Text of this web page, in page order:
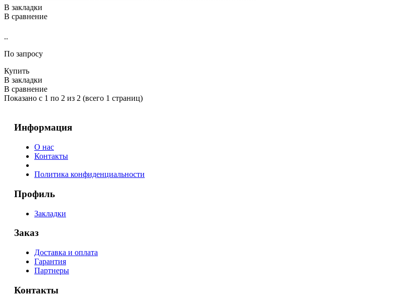
В закладки
В сравнение
..
По запросу
Купить
В закладки
В сравнение
Показано с 1 по 2 из 2 (всего 1 страниц)
Информация
О нас
Контакты
Политика конфиденциальности
Профиль
Закладки
Заказ
Доставка и оплата
Гарантия
Партнеры
Контакты